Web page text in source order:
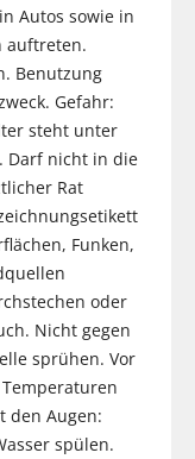
Autos sowie in
auftreten.
Benutzung
Gefahr:
steht unter
Darf nicht in die
Rat
Funken,
oder
Nicht gegen
sprühen. Vor
den Augen:
spülen.